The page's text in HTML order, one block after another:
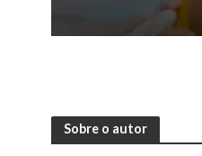
Sobre o autor